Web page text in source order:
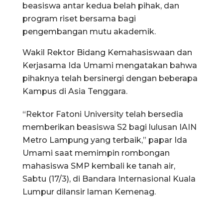
beasiswa antar kedua belah pihak, dan
program riset bersama bagi
pengembangan mutu akademik.
Wakil Rektor Bidang Kemahasiswaan dan
Kerjasama Ida Umami mengatakan bahwa
pihaknya telah bersinergi dengan beberapa
Kampus di Asia Tenggara.
“Rektor Fatoni University telah bersedia
memberikan beasiswa S2 bagi lulusan IAIN
Metro Lampung yang terbaik,” papar Ida
Umami saat memimpin rombongan
mahasiswa SMP kembali ke tanah air,
Sabtu (17/3), di Bandara Internasional Kuala
Lumpur dilansir laman Kemenag.